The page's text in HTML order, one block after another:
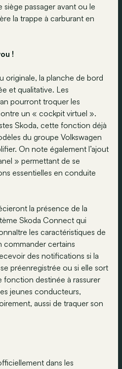
siège passager avant ou le
la trappe à carburant en
!
originale, la planche de bord
et qualitative. Les
pourront troquer les
un « cockpit virtuel ».
Skoda, cette fonction déjà
du groupe Volkswagen
On note également l’ajout
» permettant de se
essentielles en conduite
la présence de la
Skoda Connect qui
les caractéristiques de
commander certains
des notifications si la
préenregistrée ou si elle sort
fonction destinée à rassurer
jeunes conducteurs,
aussi de traquer son
dans les